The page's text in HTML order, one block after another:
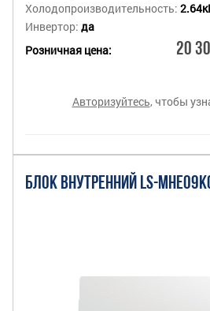
Холодопроизводительность:
Инвертор: да
Розничная цена:
20
Авторизуйтесь, чтобы
БЛОК ВНУТРЕННИЙ LS-